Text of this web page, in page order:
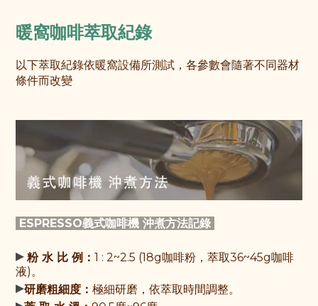
暖窩咖啡萃取紀錄
以下萃取紀錄依暖窩設備所測試，各參數會隨著不同器材
條件而改變
ESPRESSO義式咖啡機 沖煮方法記錄
▸ 粉 水 比 例： 1 : 2~2.5 (18g咖啡粉，萃取36~45g咖啡
液)。
▸研磨粗細度： 極細研磨，依萃取時間調整。